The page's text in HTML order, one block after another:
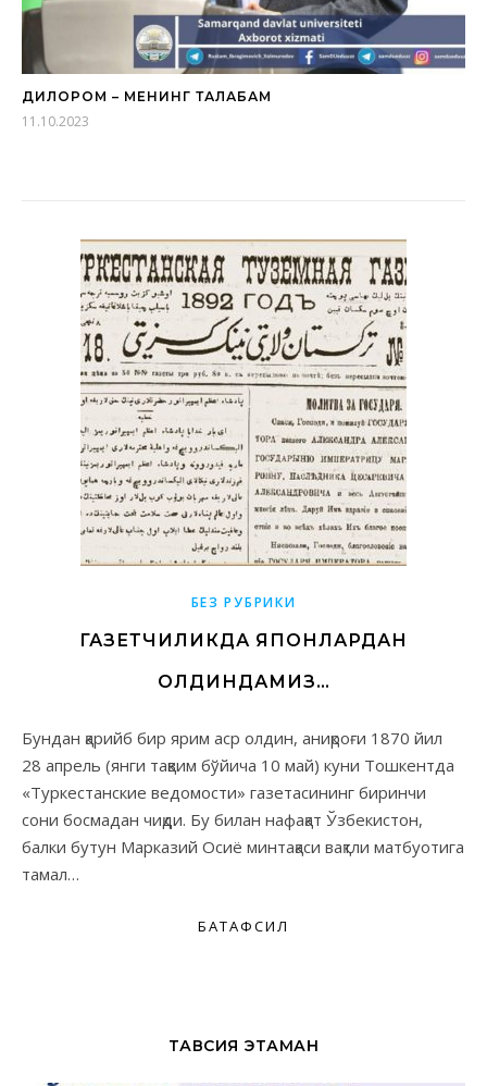
ДИЛОРОМ – МЕНИНГ ТАЛАБАМ
11.10.2023
БЕЗ РУБРИКИ
ГАЗЕТЧИЛИКДА ЯПОНЛАРДАН
ОЛДИНДАМИЗ…
Бундан қарийб бир ярим аср олдин, аниқроғи 1870 йил
28 апрель (янги тақвим бўйича 10 май) куни Тошкентда
«Туркестанские ведомости» газетасининг биринчи
сони босмадан чиқди. Бу билан нафақат Ўзбекистон,
балки бутун Марказий Осиё минтақаси вақтли матбуотига
тамал…
БАТАФСИЛ
ТАВСИЯ ЭТАМАН